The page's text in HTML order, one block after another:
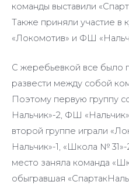
команды выставили
Также приняли участие в
«Локомотив» и ФШ
С жеребьевкой все было
развести между собой
Поэтому первую группу
Нальчик»-2, ФШ
второй группе играли
Нальчик»-1, «Школа №
место заняла команда
обыгравшая